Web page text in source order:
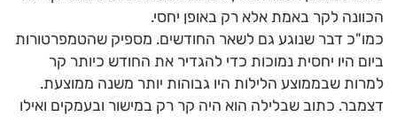
הכוונה לקר באמת אלא רק באופן יחסי.
כמו"כ דבר שנוגע גם לשאר החודשים. מספיק שהטמפרטורות
ביום היו יחסית נמוכות כדי להגדיר את החודש כיותר קר
למרות שבממוצע הלילות היו גבוהות יותר משנה ממוצעת.
דצמבר. כתוב שבלילה הוא היה קר רק במישור ובעמקים ואילו